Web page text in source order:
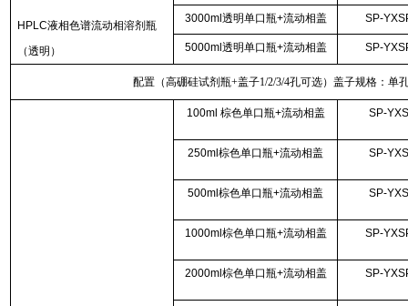
HPLC液相色谱流动相溶剂瓶
（透明）
3000ml透明单口瓶+流动相盖 SP-
5000ml透明单口瓶+流动相盖 SP-
配置（高硼硅试剂瓶+盖子1/2/3/4孔可选）盖子规格：单
100ml 棕色单口瓶+流动相盖 SP-
250ml棕色单口瓶+流动相盖 SP-
500ml棕色单口瓶+流动相盖 SP-
1000ml棕色单口瓶+流动相盖 SP-
2000ml棕色单口瓶+流动相盖 SP-